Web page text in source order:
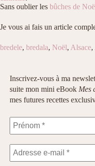
Sans oublier les bûches de
Je vous ai fais un article
bredele, bredala, Noël, Alsace,
Inscrivez-vous à ma
suite mon mini eBook Mes
mes futures recettes